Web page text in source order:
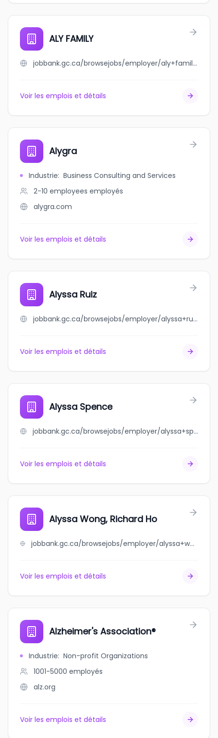
ALY FAMILY
jobbank.gc.ca/browsejobs/employer/aly+family/ca
Voir les emplois et détails
Alygra
Industrie: Business Consulting and Services
2-10 employees employés
alygra.com
Voir les emplois et détails
Alyssa Ruiz
jobbank.gc.ca/browsejobs/employer/alyssa+ruiz/ca
Voir les emplois et détails
Alyssa Spence
jobbank.gc.ca/browsejobs/employer/alyssa+spence/ca
Voir les emplois et détails
Alyssa Wong, Richard Ho
jobbank.gc.ca/browsejobs/employer/alyssa+wong%2C+richard+ho/ca
Voir les emplois et détails
Alzheimer's Association®
Industrie: Non-profit Organizations
1001-5000 employés
alz.org
Voir les emplois et détails